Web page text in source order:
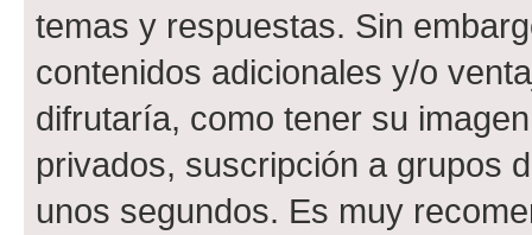
temas y respuestas. Sin
contenidos adicionales y/o
difrutaría, como tener su
privados, suscripción a grupos
unos segundos. Es muy